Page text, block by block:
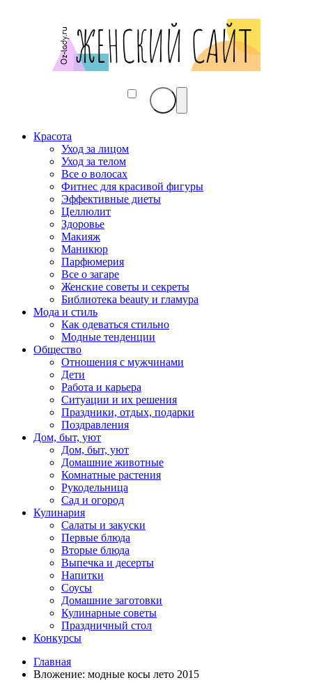
Красота
Уход за лицом
Уход за телом
Все о волосах
Фитнес для красивой фигуры
Эффективные диеты
Целлюлит
Здоровье
Макияж
Маникюр
Парфюмерия
Все о загаре
Женские советы и секреты
Библиотека beauty и гламура
Мода и стиль
Как одеваться стильно
Модные тенденции
Общество
Отношения с мужчинами
Дети
Работа и карьера
Ситуации и их решения
Праздники, отдых, подарки
Поздравления
Дом, быт, уют
Дом, быт, уют
Домашние животные
Комнатные растения
Рукодельница
Сад и огород
Кулинария
Салаты и закуски
Первые блюда
Вторые блюда
Выпечка и десерты
Напитки
Соусы
Домашние заготовки
Кулинарные советы
Праздничный стол
Конкурсы
Главная
Вложение: модные косы лето 2015